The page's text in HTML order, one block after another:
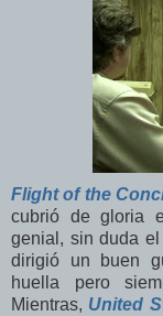
Flight of the
cubrió de gloria
genial, sin duda
dirigió un buen
huella pero
Mientras, United